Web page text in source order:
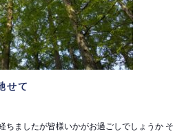
せて
ちましたが皆様いかがお過ごしでしょうか そ